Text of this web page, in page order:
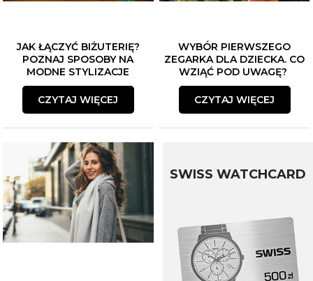
JAK ŁĄCZYĆ BIŻUTERIĘ?
POZNAJ SPOSOBY NA
MODNE STYLIZACJE
CZYTAJ WIĘCEJ
WYBÓR PIERWSZEGO
ZEGARKA DLA DZIECKA. CO
WZIĄĆ POD UWAGĘ?
CZYTAJ WIĘCEJ
SWISS WATCHCARD